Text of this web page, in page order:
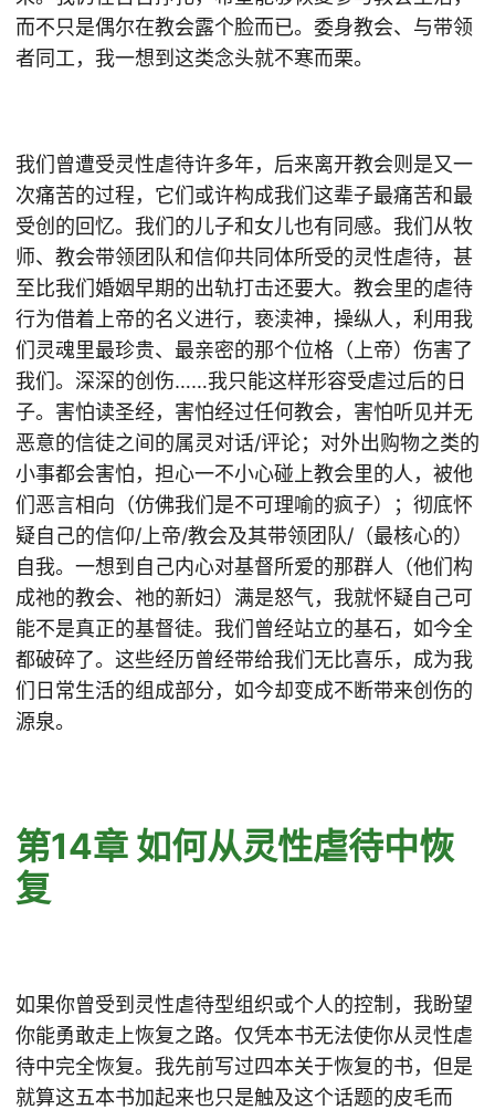
而不只是偶尔在教会露个脸而已。委身教会、与带领
者同工，我一想到这类念头就不寒而栗。
我们曾遭受灵性虐待许多年，后来离开教会则是又一
次痛苦的过程，它们或许构成我们这辈子最痛苦和最
受创的回忆。我们的儿子和女儿也有同感。我们从牧
师、教会带领团队和信仰共同体所受的灵性虐待，甚
至比我们婚姻早期的出轨打击还要大。教会里的虐待
行为借着上帝的名义进行，亵渎神，操纵人，利用我
们灵魂里最珍贵、最亲密的那个位格（上帝）伤害了
我们。深深的创伤……我只能这样形容受虐过后的日
子。害怕读圣经，害怕经过任何教会，害怕听见并无
恶意的信徒之间的属灵对话/评论；对外出购物之类的
小事都会害怕，担心一不小心碰上教会里的人，被他
们恶言相向（仿佛我们是不可理喻的疯子）；彻底怀
疑自己的信仰/上帝/教会及其带领团队/（最核心的）
自我。一想到自己内心对基督所爱的那群人（他们构
成祂的教会、祂的新妇）满是怒气，我就怀疑自己可
能不是真正的基督徒。我们曾经站立的基石，如今全
都破碎了。这些经历曾经带给我们无比喜乐，成为我
们日常生活的组成部分，如今却变成不断带来创伤的
源泉。
第14章 如何从灵性虐待中恢
复
如果你曾受到灵性虐待型组织或个人的控制，我盼望
你能勇敢走上恢复之路。仅凭本书无法使你从灵性虐
待中完全恢复。我先前写过四本关于恢复的书，但是
就算这五本书加起来也只是触及这个话题的皮毛而